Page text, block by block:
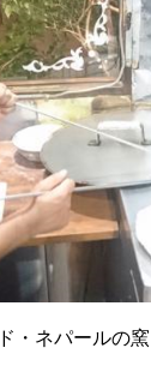
・ネパールの